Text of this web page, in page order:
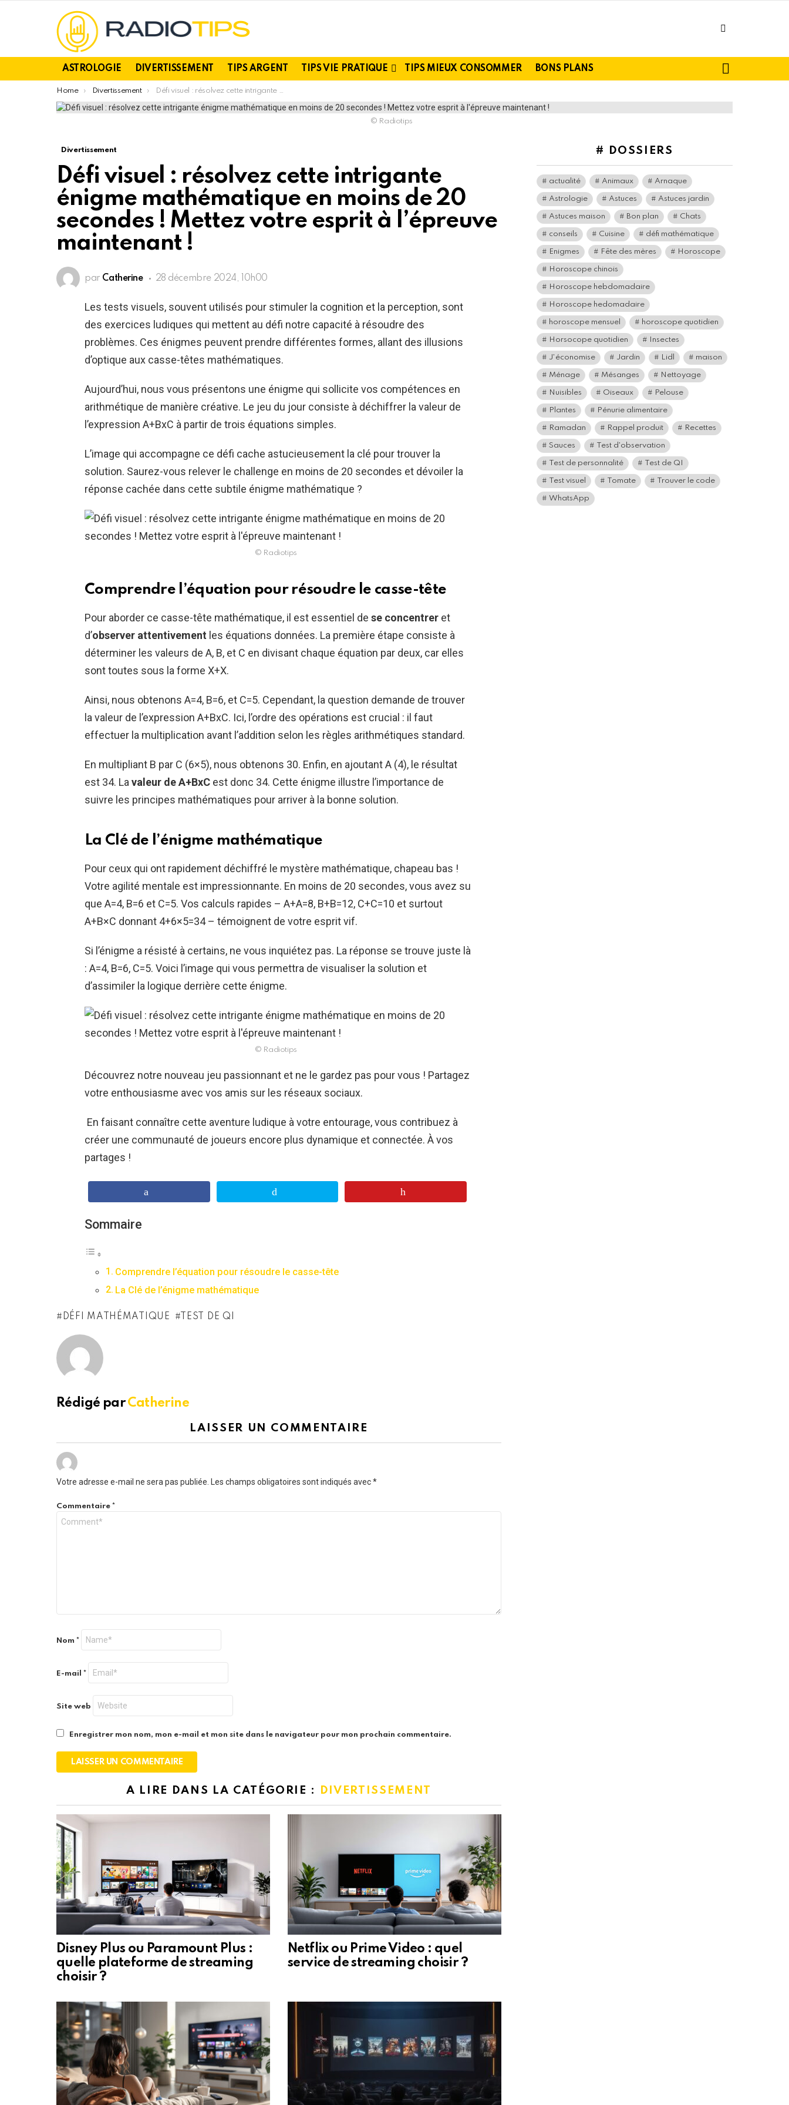
ASTROLOGIE DIVERTISSEMENT TIPS ARGENT TIPS VIE PRATIQUE TIPS MIEUX CONSOMMER BONS PLANS
You are here:
Home Divertissement Défi visuel : résolvez cette intrigante énigme mathématique en moins de 20 secondes ! Mettez votre esprit à l’épreuve maintenant !
© Radiotips
Divertissement
Défi visuel : résolvez cette intrigante
énigme mathématique en moins de 20
secondes ! Mettez votre esprit à l’épreuve
maintenant !
par Catherine 28 décembre 2024, 10h00
Les tests visuels, souvent utilisés pour stimuler la cognition et la perception, sont
des exercices ludiques qui mettent au défi notre capacité à résoudre des
problèmes. Ces énigmes peuvent prendre différentes formes, allant des illusions
d’optique aux casse-têtes mathématiques.
Aujourd’hui, nous vous présentons une énigme qui sollicite vos compétences en
arithmétique de manière créative. Le jeu du jour consiste à déchiffrer la valeur de
l’expression A+BxC à partir de trois équations simples.
L’image qui accompagne ce défi cache astucieusement la clé pour trouver la
solution. Saurez-vous relever le challenge en moins de 20 secondes et dévoiler la
réponse cachée dans cette subtile énigme mathématique ?
© Radiotips
Comprendre l’équation pour résoudre le casse-tête
Pour aborder ce casse-tête mathématique, il est essentiel de se concentrer et
d’observer attentivement les équations données. La première étape consiste à
déterminer les valeurs de A, B, et C en divisant chaque équation par deux, car elles
sont toutes sous la forme X+X.
Ainsi, nous obtenons A=4, B=6, et C=5. Cependant, la question demande de trouver
la valeur de l’expression A+BxC. Ici, l’ordre des opérations est crucial : il faut
effectuer la multiplication avant l’addition selon les règles arithmétiques standard.
En multipliant B par C (6×5), nous obtenons 30. Enfin, en ajoutant A (4), le résultat
est 34. Lavaleur de A+BxC est donc 34. Cette énigme illustre l’importance de
suivre les principes mathématiques pour arriver à la bonne solution.
La Clé de l’énigme mathématique
Pour ceux qui ont rapidement déchiffré le mystère mathématique, chapeau bas !
Votre agilité mentale est impressionnante. En moins de 20 secondes, vous avez su
que A=4, B=6 et C=5. Vos calculs rapides – A+A=8, B+B=12, C+C=10 et surtout
A+B×C donnant 4+6×5=34 – témoignent de votre esprit vif.
Si l’énigme a résisté à certains, ne vous inquiétez pas. La réponse se trouve juste là
: A=4, B=6, C=5. Voici l’image qui vous permettra de visualiser la solution et
d’assimiler la logique derrière cette énigme.
© Radiotips
Découvrez notre nouveau jeu passionnant et ne le gardez pas pour vous ! Partagez
votre enthousiasme avec vos amis sur les réseaux sociaux.
En faisant connaître cette aventure ludique à votre entourage, vous contribuez à
créer une communauté de joueurs encore plus dynamique et connectée. À vos
partages !
Sommaire
Comprendre l’équation pour résoudre le casse-tête
La Clé de l’énigme mathématique
DÉFI MATHÉMATIQUE TEST DE QI
Rédigé parCatherine
LAISSER UN COMMENTAIRE
Votre adresse e-mail ne sera pas publiée. Les champs obligatoires sont indiqués avec*
Commentaire *
Nom *
E-mail *
Site web
Enregistrer mon nom, mon e-mail et mon site dans le navigateur pour mon prochain commentaire.
A LIRE DANS LA CATÉGORIE : DIVERTISSEMENT
Disney Plus ou Paramount Plus :
quelle plateforme de streaming
choisir ?
Netflix ou Prime Video : quel
service de streaming choisir ?
# DOSSIERS
actualité Animaux Arnaque
Astrologie Astuces Astuces jardin
Astuces maison Bon plan Chats
conseils Cuisine défi mathématique
Enigmes Fête des mères Horoscope
Horoscope chinois
Horoscope hebdomadaire
Horoscope hedomadaire
horoscope mensuel horoscope quotidien
Horsocope quotidien Insectes
J'économise Jardin Lidl maison
Ménage Mésanges Nettoyage
Nuisibles Oiseaux Pelouse
Plantes Pénurie alimentaire
Ramadan Rappel produit Recettes
Sauces Test d'observation
Test de personnalité Test de QI
Test visuel Tomate Trouver le code
WhatsApp